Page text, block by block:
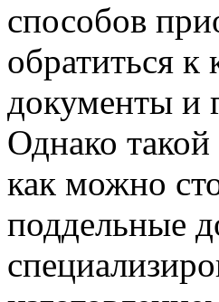
способов
обратиться к
документы и
Однако
как можно
поддельные